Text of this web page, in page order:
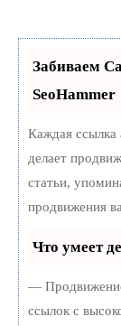
Забиваем
SeoHammer
Каждая ссылка
делает
статьи,
продвижения
Что умеет
—
ссылок с